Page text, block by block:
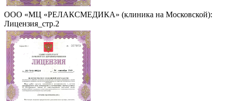
ООО «МЦ «РЕЛАКСМЕДИКА» (клиника на Московской):
Лицензия_стр.2